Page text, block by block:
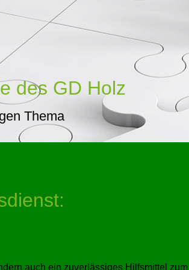
des GD Holz
Thema
auch ein zuverlässiges Hilfsmittel